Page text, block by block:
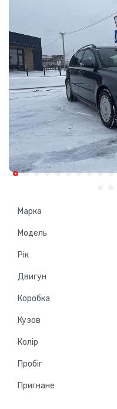
Марка
Модель
Рік
Двигун
Коробка
Кузов
Колір
Пробіг
Пригнане